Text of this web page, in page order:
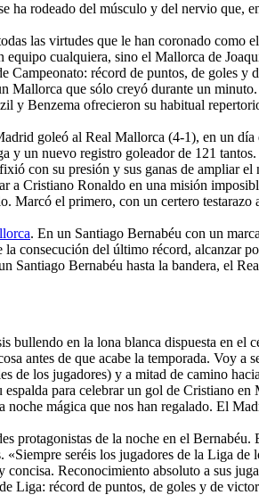
rodeado del músculo y del nervio que,
las virtudes que le han coronado como
cualquiera, sino el Mallorca de
récord de puntos, de goles
Mallorca que sólo creyó durante un
y Benzema ofrecieron su habitual
goleó al Real Mallorca (4-1), en un día
un nuevo registro goleador de 121
con su presión y sus ganas de ampliar
Cristiano Ronaldo en una misión
el primero, con un certero
. En un Santiago Bernabéu con un
consecución del último récord, alcanzar
Santiago Bernabéu hasta la bandera, el
bullendo en la lona blanca dispuesta en el
antes de que acabe la temporada. Voy
los jugadores) y a mitad de camino
para celebrar un gol de Cristiano
mágica que nos han regalado. El
protagonistas de la noche en el
seréis los jugadores de la Liga
Reconocimiento absoluto a sus
Liga: récord de puntos, de goles y de